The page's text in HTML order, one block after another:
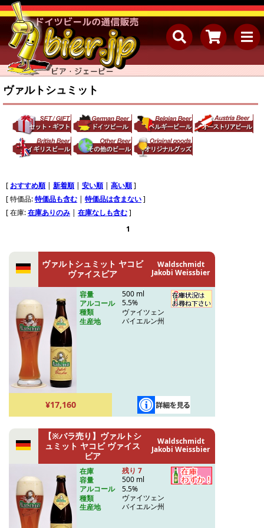
ヴァルトシュミット
[ おすすめ順 | 新着順 | 安い順 | 高い順]
[ 特価品:特価品も含む | 特価品は含まない]
[ 在庫:在庫ありのみ | 在庫なしも含む]
1
ヴァルトシュミット ヤコビ
ヴァイスビア
Waldschmidt
Jakobi Weissbier
容量
500 ml
アルコール
5.5%
種類
ヴァイツェン
生産地
バイエルン州
¥17,160
【※バラ売り】ヴァルトシ
ュミット ヤコビ ヴァイス
ビア
Waldschmidt
Jakobi Weissbier
在庫
残り 7
容量
500 ml
アルコール
5.5%
種類
ヴァイツェン
生産地
バイエルン州